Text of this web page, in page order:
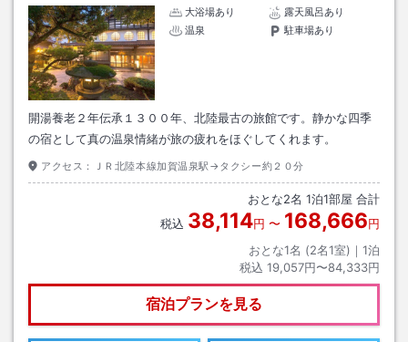
大浴場あり
露天風呂あり
温泉
駐車場あり
開湯養老２年伝承１３００年、北陸最古の旅館です。静かな四季
の宿として真の温泉情緒が旅の疲れをほぐしてくれます。
アクセス： ＪＲ北陸本線加賀温泉駅→タクシー約２０分
おとな2名 1泊1部屋 合計
税込 38,114円 〜 168,666円
おとな1名 (2名1室)｜ 1泊
税込 19,057円〜84,333円
宿泊プランを見る